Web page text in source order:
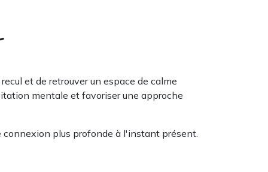
et de retrouver un espace de calme
mentale et favoriser une approche
connexion plus profonde à l'instant présent.